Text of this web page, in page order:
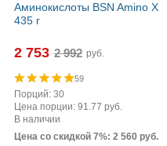
Аминокислоты BSN Amino X
435 г
2 753 руб.
59
Порций: 30
Цена порции: 91.77 руб.
В наличии
Цена со скидкой 7%: 2 560 руб.